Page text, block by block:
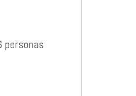
personas